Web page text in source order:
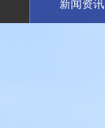
新闻资讯